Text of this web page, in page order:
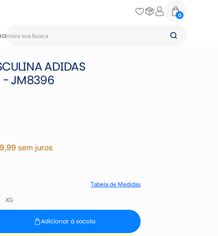
0
ADIDAS
- JM8396
sem juros
Tabela de Medidas
XG
Adicionar à sacola